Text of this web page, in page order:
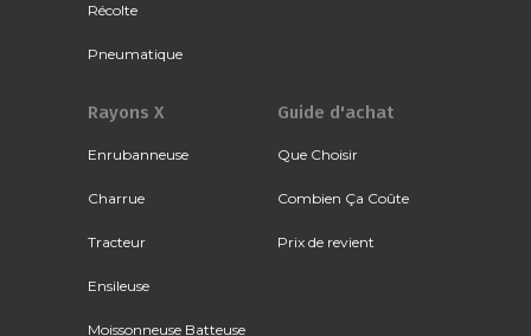
Récolte
Pneumatique
Rayons X
Enrubanneuse
Charrue
Tracteur
Ensileuse
Moissonneuse Batteuse
Guide d'achat
Que Choisir
Combien Ça Coûte
Prix de revient